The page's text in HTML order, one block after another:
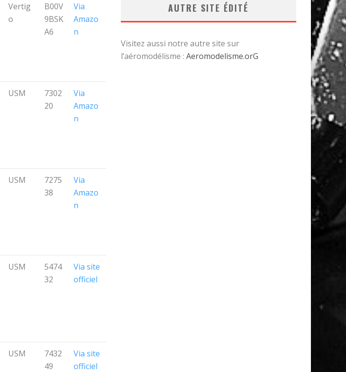
Vertig
o
B00V
9BSK
A6
Via
Amazo
n
USM
7302
20
Via
Amazo
n
USM
7275
38
Via
Amazo
n
USM
5474
32
Via site
officiel
USM
7432
49
Via site
officiel
AUTRE SITE ÉDITÉ
Visitez aussi notre autre site sur
l’aéromodélisme : Aeromodelisme.orG